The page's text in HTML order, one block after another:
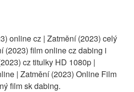
online cz | Zatmění (2023) celý
(2023) film online cz dabing i
cz titulky HD 1080p |
| Zatmění (2023) Online Film
film sk dabing.